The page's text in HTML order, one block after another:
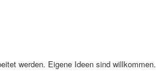
werden. Eigene Ideen sind willkommen.